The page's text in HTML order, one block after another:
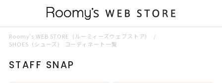
Roomy’s WEB STORE（ルーミィーズウェブストア）
SHOES（シューズ） コーディネート一覧
STAFF SNAP